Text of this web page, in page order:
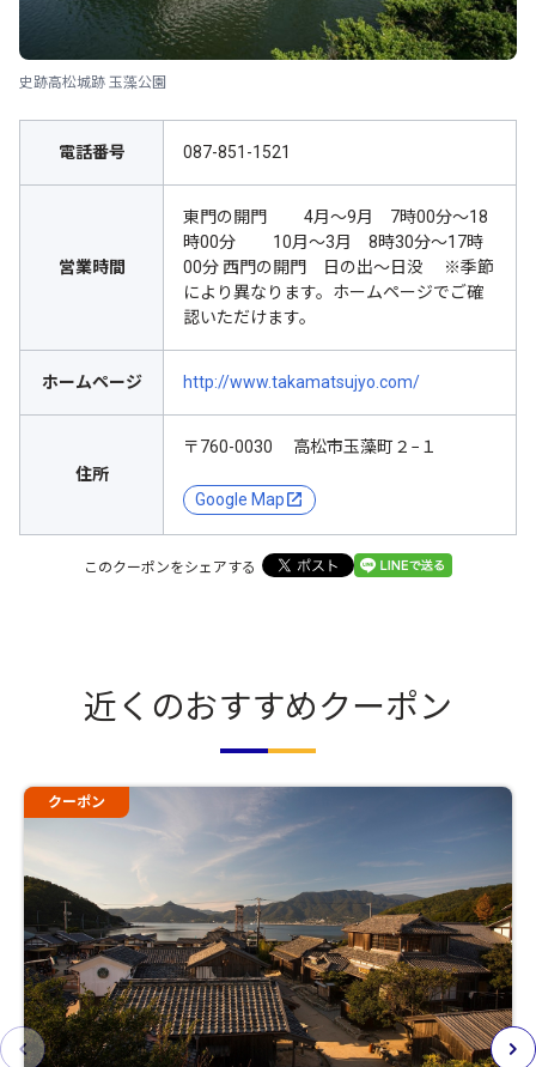
史跡高松城跡 玉藻公園
電話番号 087-851-1521
営業時間
東門の開門 4月～9月 7時00分～18
時00分 10月～3月 8時30分～17時
00分 西門の開門 日の出～日没 ※季節
により異なります。ホームページでご確
認いただけます。
ホームページ http://www.takamatsujyo.com/
住所
〒760-0030 高松市玉藻町２−１
Google Map
このクーポンをシェアする
近くのおすすめクーポン
クーポン